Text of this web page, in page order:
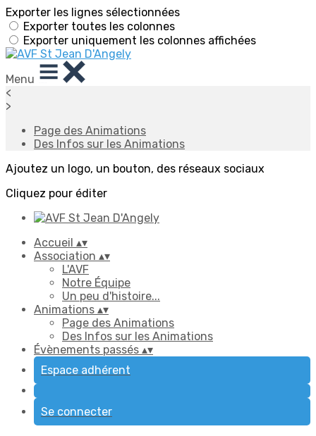
Exporter les lignes sélectionnées
Exporter toutes les colonnes
Exporter uniquement les colonnes affichées
Menu
<
>
Page des Animations
Des Infos sur les Animations
Ajoutez un logo, un bouton, des réseaux sociaux
Cliquez pour éditer
Accueil ▴▾
Association ▴▾
L'AVF
Notre Équipe
Un peu d'histoire...
Animations ▴▾
Page des Animations
Des Infos sur les Animations
Évènements passés ▴▾
Espace adhérent
Se connecter